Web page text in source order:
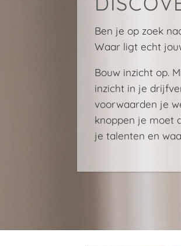
Ben je op zoek
Waar ligt echt
Bouw inzicht op.
inzicht in je
voorwaarden je
knoppen je moet
je talenten en